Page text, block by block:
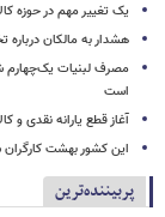
یک تغییر مهم در حوزه
هشدار به مالکان
مصرف لبنیات یک‌چهارم
است
آغاز قطع یارانه نقدی و کالابرگ از مرداد ۱۴۰۵ / کدام
این کشور بهشت کارگران شد؛
پربیننده‌ترین